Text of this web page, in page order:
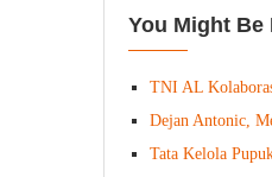
You Might Be
TNI AL
Dejan Antonic,
Tata Kelola